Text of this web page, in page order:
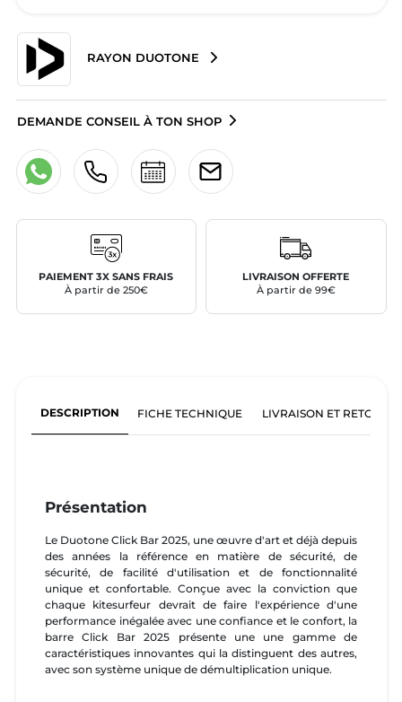
RAYON DUOTONE
DEMANDE CONSEIL À TON SHOP
PAIEMENT 3X SANS FRAIS
À partir de 250€
LIVRAISON OFFERTE
À partir de 99€
DESCRIPTION FICHE TECHNIQUE LIVRAISON ET RETOURS
Présentation
Le Duotone Click Bar 2025, une œuvre d'art et déjà depuis
des années la référence en matière de sécurité, de
sécurité, de facilité d'utilisation et de fonctionnalité
unique et confortable. Conçue avec la conviction que
chaque kitesurfeur devrait de faire l'expérience d'une
performance inégalée avec une confiance et le confort, la
barre Click Bar 2025 présente une une gamme de
caractéristiques innovantes qui la distinguent des autres,
avec son système unique de démultiplication unique.